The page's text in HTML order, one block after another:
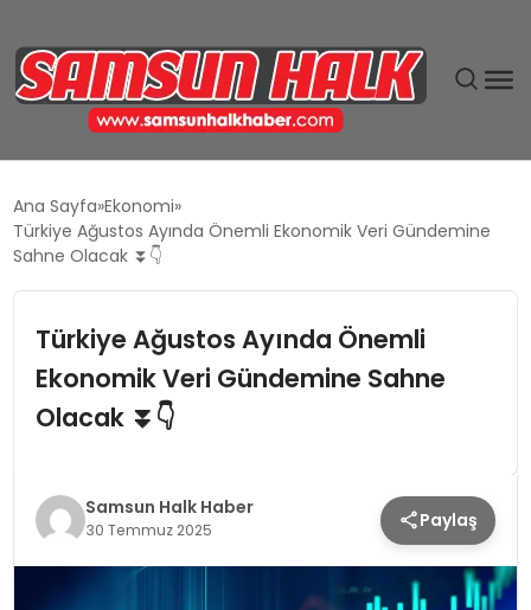
EĞITIM
GÜNDEM
SIYASET
SPOR
Ana Sayfa Ekonomi
Türkiye Ağustos Ayında Önemli Ekonomik Veri Gündemine
Sahne Olacak ⏬👇
Türkiye Ağustos Ayında Önemli
Ekonomik Veri Gündemine Sahne
Olacak ⏬👇
Samsun Halk Haber
30 Temmuz 2025 Paylaş